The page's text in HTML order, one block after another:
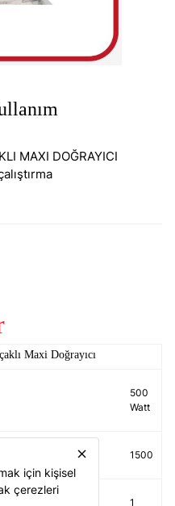
MAXI DOĞRAYICI
Maxi Doğrayıcı
500
Watt
1500
1
close
için kişisel
çerezleri